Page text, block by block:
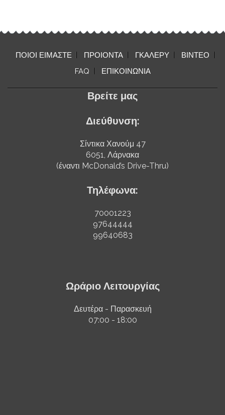
ΠΟΙΟΙ ΕΙΜΑΣΤΕ ΠΡΟΙΟΝΤΑ ΓΚΑΛΕΡΥ
ΒΙΝΤΕΟ
FAQ
ΕΠΙΚΟΙΝΩΝΙΑ
Βρείτε μας
Διεύθυνση:
Σίντικα Χανούμ 47
6051, Λάρνακα
(έναντι McDonald’s Drive-Thru)
Τηλέφωνα:
70001223
97644444
99640683
Ωράριο Λειτουργίας
Δευτέρα - Παρασκευή
07:00 - 18:00